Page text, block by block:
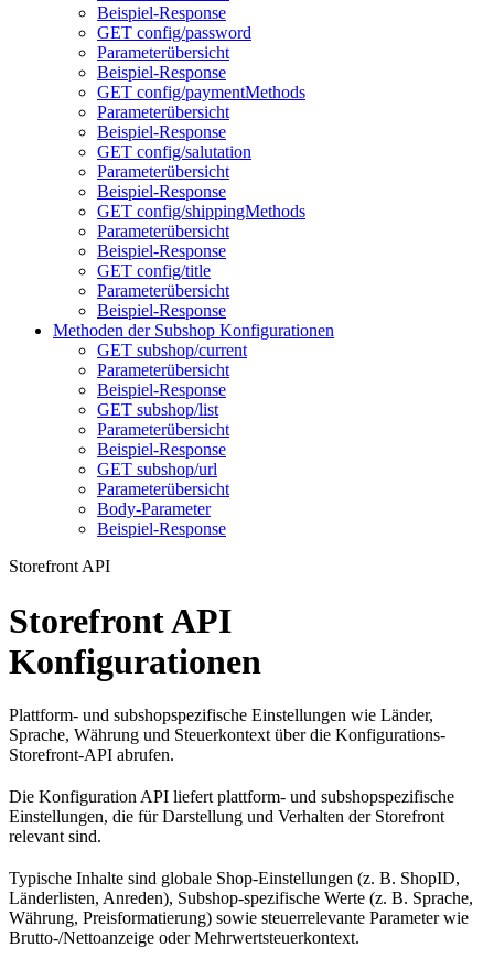
Beispiel-Response
GET config/password
Parameterübersicht
Beispiel-Response
GET config/paymentMethods
Parameterübersicht
Beispiel-Response
GET config/salutation
Parameterübersicht
Beispiel-Response
GET config/shippingMethods
Parameterübersicht
Beispiel-Response
GET config/title
Parameterübersicht
Beispiel-Response
Methoden der Subshop Konfigurationen
GET subshop/current
Parameterübersicht
Beispiel-Response
GET subshop/list
Parameterübersicht
Beispiel-Response
GET subshop/url
Parameterübersicht
Body-Parameter
Beispiel-Response
Storefront API
Storefront API
Konfigurationen
Plattform- und subshopspezifische Einstellungen wie Länder,
Sprache, Währung und Steuerkontext über die Konfigurations-
Storefront-API abrufen.
Die Konfiguration API liefert plattform- und subshopspezifische
Einstellungen, die für Darstellung und Verhalten der Storefront
relevant sind.
Typische Inhalte sind globale Shop-Einstellungen (z. B. ShopID,
Länderlisten, Anreden), Subshop-spezifische Werte (z. B. Sprache,
Währung, Preisformatierung) sowie steuerrelevante Parameter wie
Brutto-/Nettoanzeige oder Mehrwertsteuerkontext.